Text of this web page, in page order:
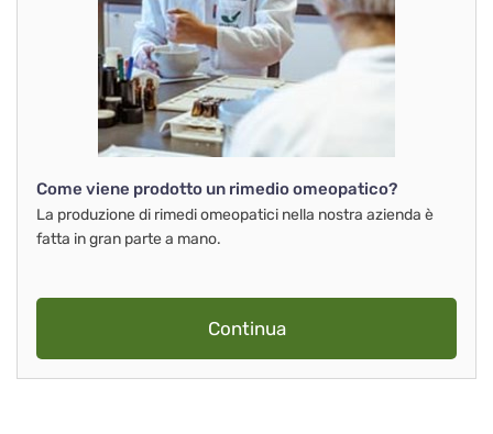
Come viene prodotto un rimedio omeopatico?
La produzione di rimedi omeopatici nella nostra azienda è
fatta in gran parte a mano.
Continua